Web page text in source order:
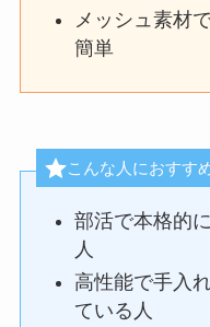
メッシュ素材
簡単
こんな人におすす
部活で本格的
人
高性能で手入
ている人